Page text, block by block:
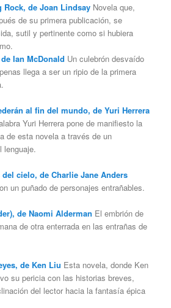
Rock, de Joan LindsayNovela que,
de su primera publicación, se
sutil y pertinente como si hubiera
Ian McDonald Un culebrón desvaído
llega a ser un ripio de la primera
al fin del mundo, de Yuri Herrera
Yuri Herrera pone de manifiesto la
de esta novela a través de un
lenguaje.
cielo, de Charlie Jane Anders
un puñado de personajes entrañables.
de Naomi Alderman El embrión de
de otra enterrada en las entrañas de
de Ken Liu Esta novela, donde Ken
su pericia con las historias breves,
del lector hacia la fantasía épica